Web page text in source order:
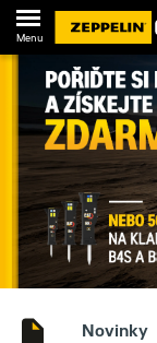
Menu
Novinky